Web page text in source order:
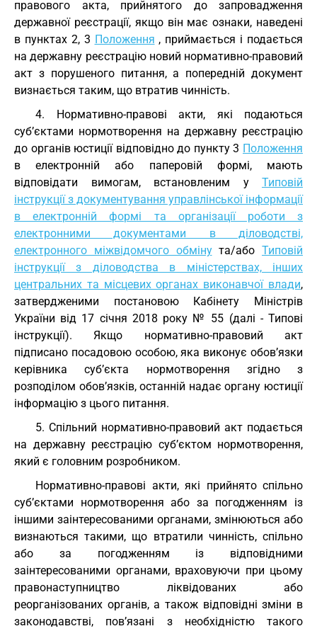
правового акта, прийнятого до запровадження
державної реєстрації, якщо він має ознаки, наведені
в пунктах 2, 3 Положення , приймається і подається
на державну реєстрацію новий нормативно-правовий
акт з порушеного питання, а попередній документ
визнається таким, що втратив чинність.
4. Нормативно-правові акти, які подаються
суб’єктами нормотворення на державну реєстрацію
до органів юстиції відповідно до пункту 3 Положення
в електронній або паперовій формі, мають
відповідати вимогам, встановленим у Типовій
інструкції з документування управлінської інформації
в електронній формі та організації роботи з
електронними документами в діловодстві,
електронного міжвідомчого обмінута/або Типовій
інструкції з діловодства в міністерствах, інших
центральних та місцевих органах виконавчої влади,
затвердженими постановою Кабінету Міністрів
України від 17 січня 2018 року № 55 (далі - Типові
інструкції). Якщо нормативно-правовий акт
підписано посадовою особою, яка виконує обов’язки
керівника суб’єкта нормотворення згідно з
розподілом обов’язків, останній надає органу юстиції
інформацію з цього питання.
5. Спільний нормативно-правовий акт подається
на державну реєстрацію суб’єктом нормотворення,
який є головним розробником.
Нормативно-правові акти, які прийнято спільно
суб’єктами нормотворення або за погодженням із
іншими заінтересованими органами, змінюються або
визнаються такими, що втратили чинність, спільно
або за погодженням із відповідними
заінтересованими органами, враховуючи при цьому
правонаступництво ліквідованих або
реорганізованих органів, а також відповідні зміни в
законодавстві, пов’язані з необхідністю такого